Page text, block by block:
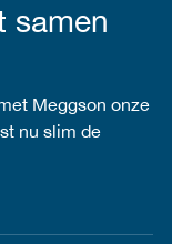
samen
Meggson onze
nu slim de